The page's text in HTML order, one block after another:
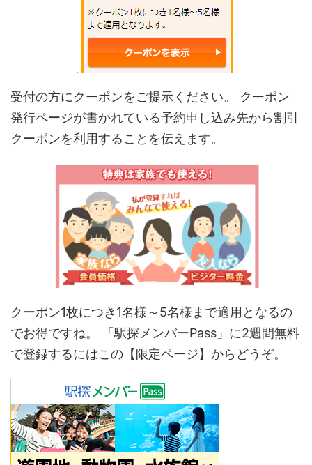
受付の方にクーポンをご提示ください。 クーポン
発行ページが書かれている予約申し込み先から割引
クーポンを利用することを伝えます。
クーポン1枚につき 1名様～ 5名様まで適用となるの
でお得ですね。 「駅探メンバーPass」に2週間無料
で登録するにはこの【限定ページ】からどうぞ。